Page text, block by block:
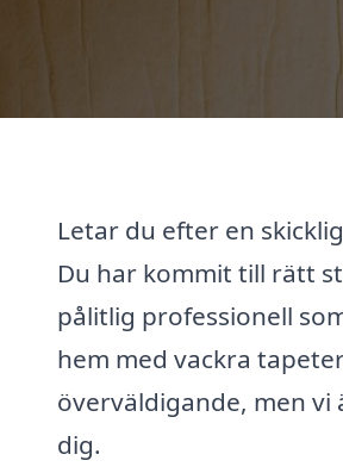
Letar du efter en
Du har kommit till rätt
pålitlig professionell
hem med vackra
överväldigande, men
dig.